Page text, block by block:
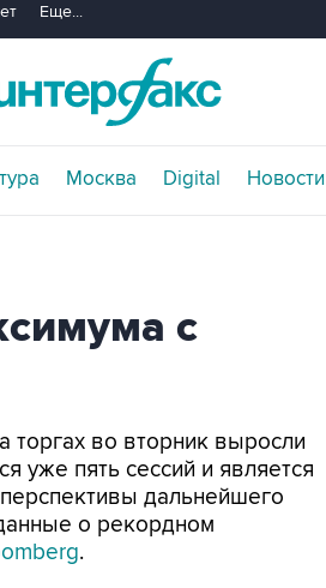
Еще...
Москва Digital Новости
с
торгах во вторник выросли
уже пять сессий и является
дальнейшего
о рекордном
.